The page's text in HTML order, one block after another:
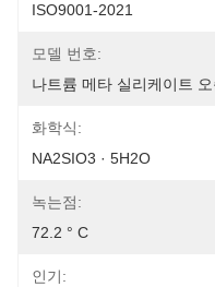
ISO9001-2021
모델 번호:
나트륨 메타 실리케이트 오
화학식:
NA2SIO3 · 5H2O
녹는점:
72.2 ° C
인기: